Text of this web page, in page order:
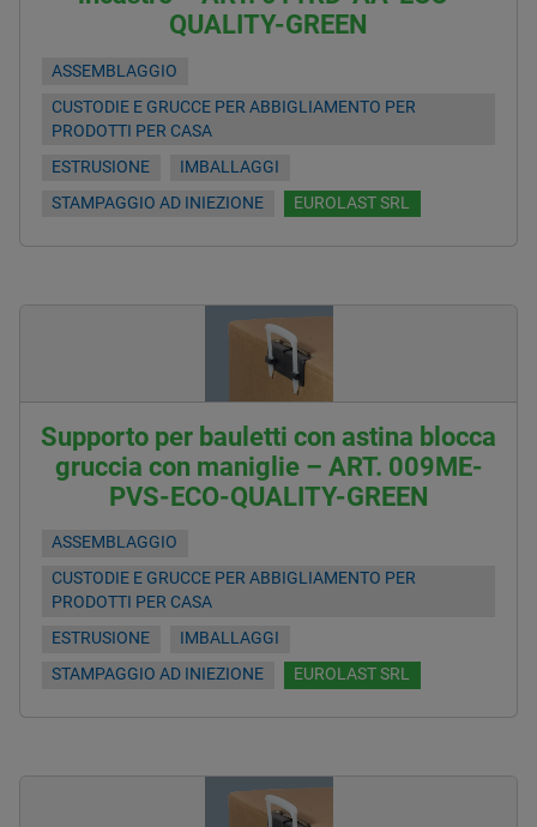
QUALITY-GREEN
ASSEMBLAGGIO
CUSTODIE E GRUCCE PER ABBIGLIAMENTO PER
PRODOTTI PER CASA
ESTRUSIONE
IMBALLAGGI
STAMPAGGIO AD INIEZIONE
EUROLAST SRL
Supporto per bauletti con astina blocca
gruccia con maniglie – ART. 009ME-
PVS-ECO-QUALITY-GREEN
ASSEMBLAGGIO
CUSTODIE E GRUCCE PER ABBIGLIAMENTO PER
PRODOTTI PER CASA
ESTRUSIONE
IMBALLAGGI
STAMPAGGIO AD INIEZIONE
EUROLAST SRL